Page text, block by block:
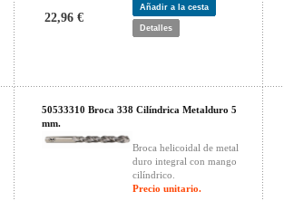
22,96 €
Añadir a la cesta
Detalles
50533310 Broca 338 Cilíndrica Metalduro 5
mm.
Broca helicoidal de metal
duro integral con mango
cilíndrico.
Precio unitario.